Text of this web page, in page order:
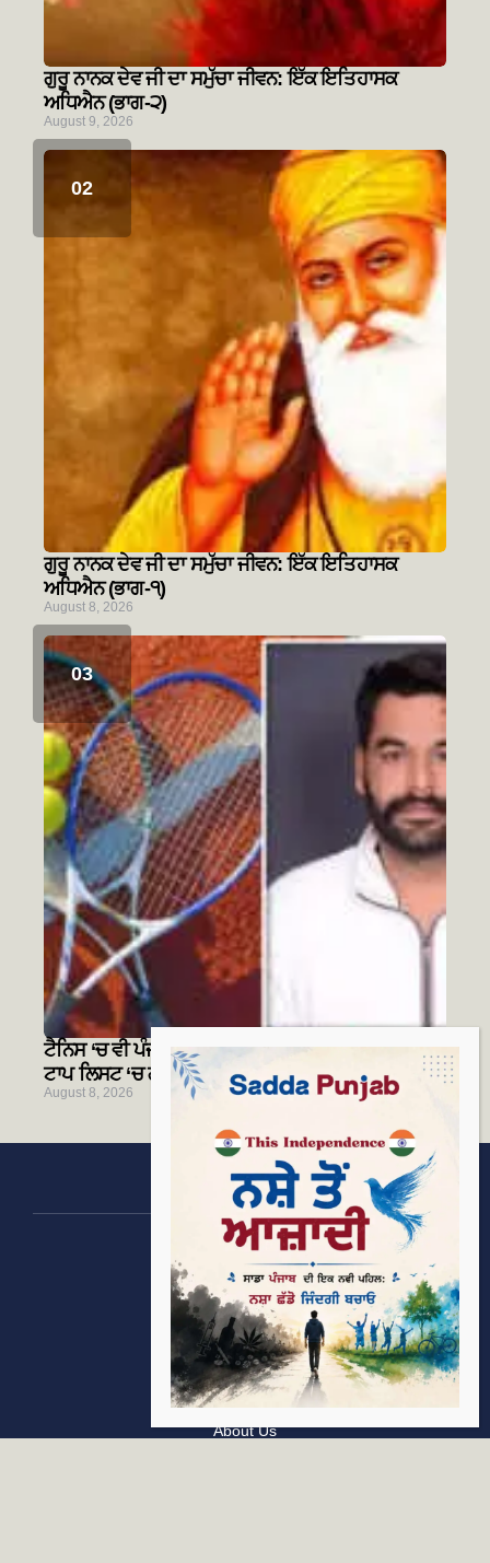
ਗੁਰੂ ਨਾਨਕ ਦੇਵ ਜੀ ਦਾ ਸਮੁੱਚਾ ਜੀਵਨ: ਇੱਕ ਇਤਿਹਾਸਕ
ਅਧਿਐਨ (ਭਾਗ-੨)
August 9, 2026
ਗੁਰੂ ਨਾਨਕ ਦੇਵ ਜੀ ਦਾ ਸਮੁੱਚਾ ਜੀਵਨ: ਇੱਕ ਇਤਿਹਾਸਕ
ਅਧਿਐਨ (ਭਾਗ-੧)
August 8, 2026
ਟੈਨਿਸ ‘ਚ ਵੀ ਪੰਜਾਬ ਦੀ ਬੱਲੇ-ਬੱਲੇ! ਭਾਰਤੀ ਟੈਨਿਸ ਦੇ ਟਾਪ ਦੀ
ਟਾਪ ਲਿਸਟ ‘ਚ ਗੁਰਸੇਵਕ ਸਿੰਘ ਅਮ੍ਰਿਤਰਾਜ ਨੇ ਬਣਾਈ ਥਾਂ
August 8, 2026
Categories
Rising Punjab
Farmer & Agriculture
Custom links
Contact
About Us